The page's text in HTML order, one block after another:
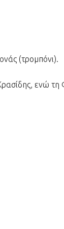
(τρομπόνι).
ενώ